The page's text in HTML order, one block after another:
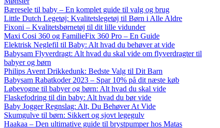
Bæresele til baby – En komplet guide til valg og brug
Little Dutch Legetøj: Kvalitetslegetøj til Børn i Alle Aldre
Fixoni – Kvalitetsbørnetøj til dit lille vidunder
Maxi Cosi 360 og FamilieFix 360 Pro – En Guide
Elektrisk Neglefil til Baby: Alt hvad du behøver at vide
Babysam Flyverdragt: Alt hvad du skal vide om flyverdragter til
babyer og børn
Philips Avent Drikkedunk: Bedste Valg til Dit Barn
Babysam Rabatkoder 2023 – Spar 10% på dit næste køb
Løbevogne til babyer og børn: Alt hvad du skal vide
Flaskefodring til din baby: Alt hvad du bør vide
Baby Jogger Regnslag: Alt, Du Behøver At Vide
Skumgulve til børn: Sikkert og sjovt legegulv
Haakaa – Den ultimative guide til brystpumper hos Matas